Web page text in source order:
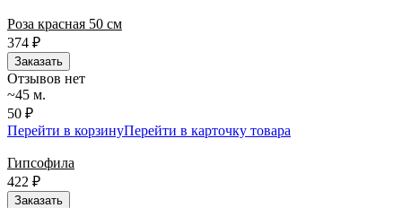
Роза красная 50 см
374 ₽
Заказать
Отзывов нет
~45 м.
50 ₽
Перейти в корзинуПерейти в карточку товара
Гипсофила
422 ₽
Заказать